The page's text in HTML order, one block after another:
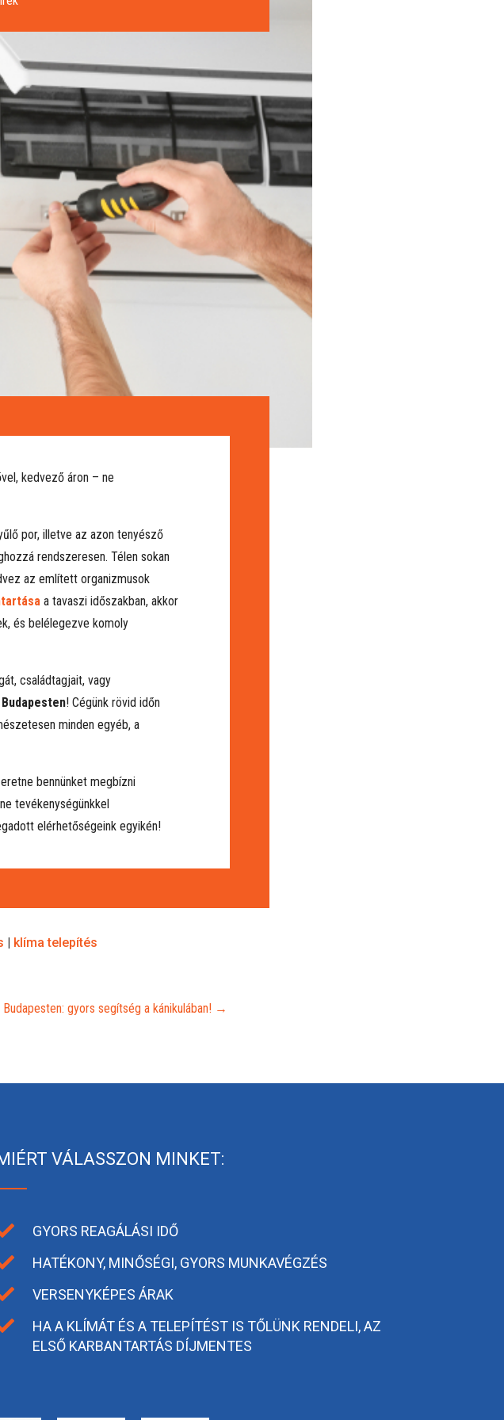
kedvező áron – ne
por, illetve az azon tenyésző
rendszeresen. Télen sokan
az említett organizmusok
a tavaszi időszakban, akkor
és belélegezve komoly
családtagjait, vagy
! Cégünk rövid időn
minden egyéb, a
bennünket megbízni
tevékenységünkkel
elérhetőségeink egyikén!
| klíma telepítés
Budapesten: gyors segítség a kánikulában!→
VÁLASSZON MINKET:
GYORS REAGÁLÁSI IDŐ
HATÉKONY, MINŐSÉGI, GYORS MUNKAVÉGZÉS
VERSENYKÉPES ÁRAK
HA A KLÍMÁT ÉS A TELEPÍTÉST IS TŐLÜNK RENDELI, AZ
ELSŐ KARBANTARTÁS DÍJMENTES